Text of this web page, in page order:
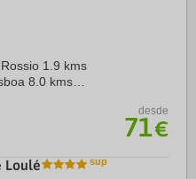
1.9 kms
8.0 kms
de Lisboa 4.9 ...
desde
71€
Loulé